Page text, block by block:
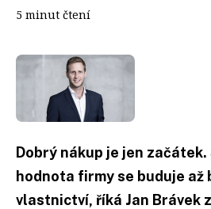
5 minut čtení
Dobrý nákup je jen
hodnota firmy se buduje až
vlastnictví, říká Jan Brávek